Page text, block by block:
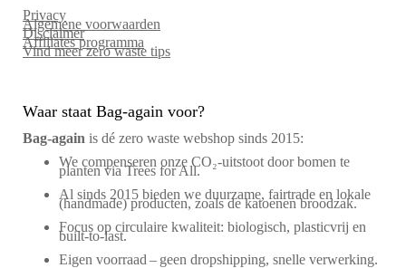
Privacy
Algemene voorwaarden
Disclaimer
Affiliates programma
Vind meer zero waste tips
Waar staat Bag-again voor?
Bag‑again is dé zero waste webshop sinds 2015:
We compenseren onze CO₂-uitstoot door bomen te
planten via Trees for All.
Al sinds 2015 bieden we duurzame, fairtrade en lokale
(handmade) producten, zoals de katoenen broodzak.
Focus op circulaire kwaliteit: biologisch, plasticvrij en
built-to-last.
Eigen voorraad – geen dropshipping, snelle verwerking.